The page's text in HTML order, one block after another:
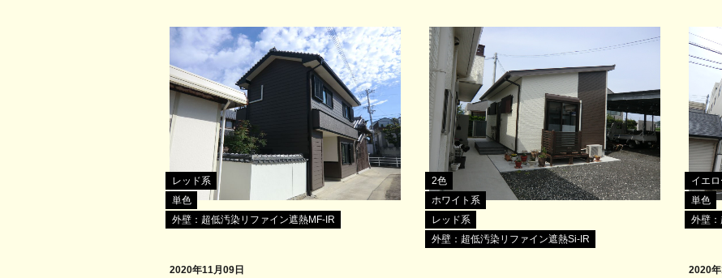
レッド系
単色
外壁：超低汚染リファイン遮熱MF-IR
2020年11月09日
2色
ホワイト系
レッド系
外壁：超低汚染リファイン遮熱Si-IR
イエ
単色
外壁
2020